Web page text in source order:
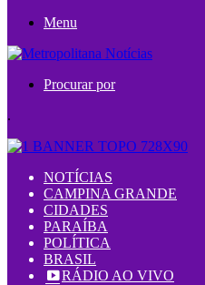
Menu
Procurar por
.
NOTÍCIAS
CAMPINA GRANDE
CIDADES
PARAÍBA
POLÍTICA
BRASIL
RÁDIO AO VIVO